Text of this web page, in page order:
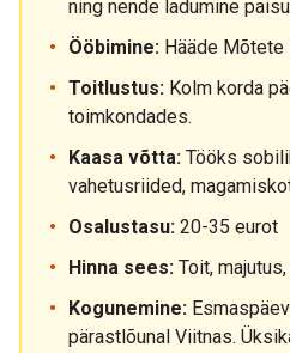
ning nende ladumine
Ööbimine: Hääde Mõtete
Toitlustus: Kolm korda
toimkondades.
Kaasa võtta: Tööks
vahetusriided,
Osalustasu: 20-35 eurot
Hinna sees: Toit, majutus,
Kogunemine:
pärastlõunal Viitnas.